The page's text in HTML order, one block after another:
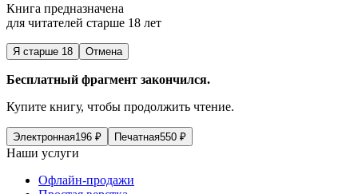
Книга предназначена
для читателей старше 18 лет
Я старше 18 Отмена
Бесплатный фрагмент закончился.
Купите книгу, чтобы продолжить чтение.
Электронная196 ₽ Печатная550 ₽
Наши услуги
Офлайн-продажи